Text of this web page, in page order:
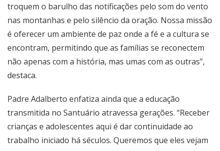
troquem o barulho das notificações pelo som do vento
nas montanhas e pelo silêncio da oração. Nossa missão
é oferecer um ambiente de paz onde a fé e a cultura se
encontram, permitindo que as famílias se reconectem
não apenas com a história, mas umas com as outras”,
destaca.
Padre Adalberto enfatiza ainda que a educação
transmitida no Santuário atravessa gerações. “Receber
crianças e adolescentes aqui é dar continuidade ao
trabalho iniciado há séculos. Queremos que eles vejam